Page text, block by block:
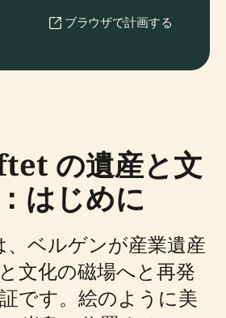
ブラウザで計画する
の遺産と文
はじめに
、ベルゲンが産業遺産
文化の磁場へと再発
です。絵のように美